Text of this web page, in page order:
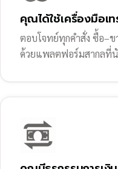
คุณได้ใช้เครื่องมือเ
ตอบโจทย์ทุกคำสั่ง ซื้อ–ข
ด้วยแพลตฟอร์มสากลที่